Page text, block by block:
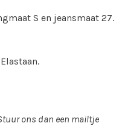
S en jeansmaat 27.
ons dan een mailtje